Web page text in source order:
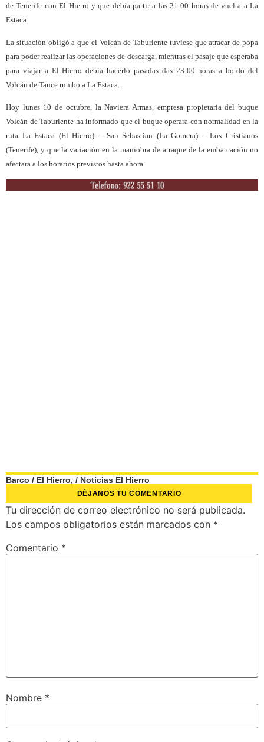
de Tenerife con El Hierro y que debía partir a las 21:00 horas de vuelta a La
Estaca.
La situación obligó a que el Volcán de Taburiente tuviese que atracar de popa
para poder realizar las operaciones de descarga, mientras el pasaje que esperaba
para viajar a El Hierro debía hacerlo pasadas das 23:00 horas a bordo del
Volcán de Tauce rumbo a La Estaca.
Hoy lunes 10 de octubre, la Naviera Armas, empresa propietaria del buque
Volcán de Taburiente ha informado que el buque operara con normalidad en la
ruta La Estaca (El Hierro) – San Sebastian (La Gomera) – Los Cristianos
(Tenerife), y que la variación en la maniobra de atraque de la embarcación no
afectara a los horarios previstos hasta ahora.
Barco / El Hierro, / Noticias El Hierro
DÉJANOS TU COMENTARIO
Tu dirección de correo electrónico no será publicada.
Los campos obligatorios están marcados con *
Comentario *
Nombre *